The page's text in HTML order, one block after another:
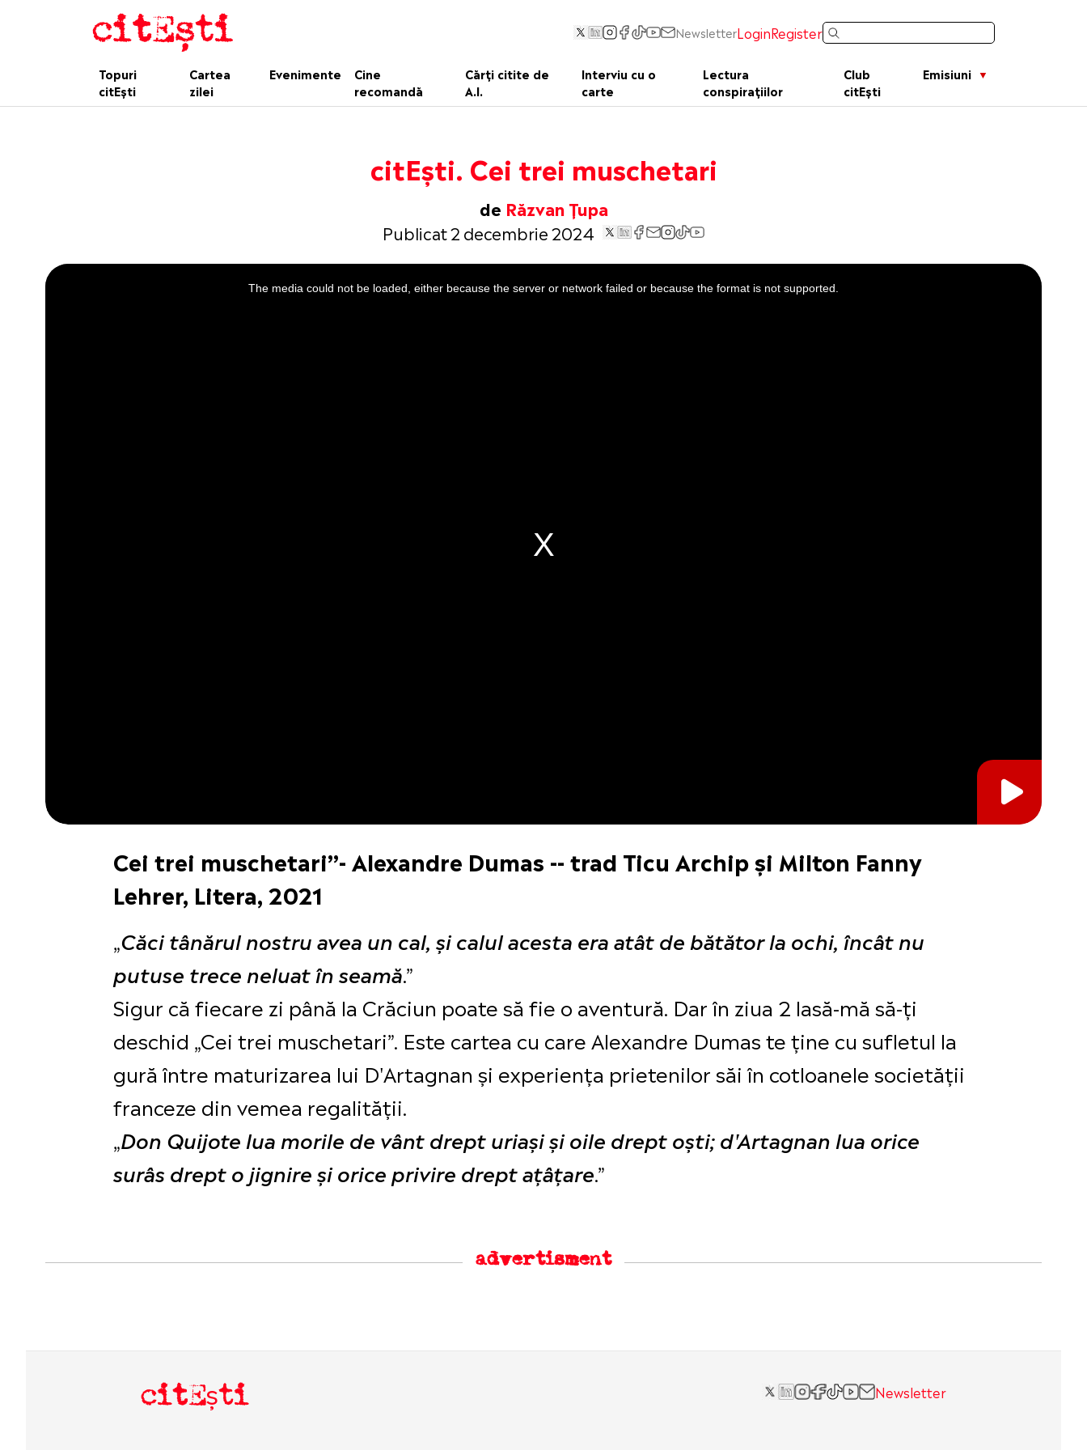
NewsletterLoginRegister
Topuri
citEști
Cartea
zilei
Evenimente
Cine
recomandă
Cărți citite de
A.I.
Interviu cu o
carte
Lectura
conspirațiilor
Club
citEști
Emisiuni
citEști. Cei trei muschetari
de Răzvan Țupa
Publicat 2 decembrie 2024
This
is
a
The media could not be loaded, either because the server or network failed or because the format is not supported.
Cei trei muschetari”- Alexandre Dumas -- trad Ticu Archip și Milton Fanny
Lehrer, Litera, 2021
„Căci tânărul nostru avea un cal, și calul acesta era atât de bătător la ochi, încât nu
putuse trece neluat în seamă.”
Sigur că fiecare zi până la Crăciun poate să fie o aventură. Dar în ziua 2 lasă-mă să-ți
deschid „Cei trei muschetari”. Este cartea cu care Alexandre Dumas te ține cu sufletul la
gură între maturizarea lui D'Artagnan și experiența prietenilor săi în cotloanele societății
franceze din vemea regalității.
„Don Quijote lua morile de vânt drept uriași și oile drept oști; d'Artagnan lua orice
surâs drept o jignire și orice privire drept ațâțare.”
advertisment
citEști Newsletter